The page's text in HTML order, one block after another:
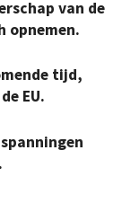
van de
opnemen.
tijd,
EU.